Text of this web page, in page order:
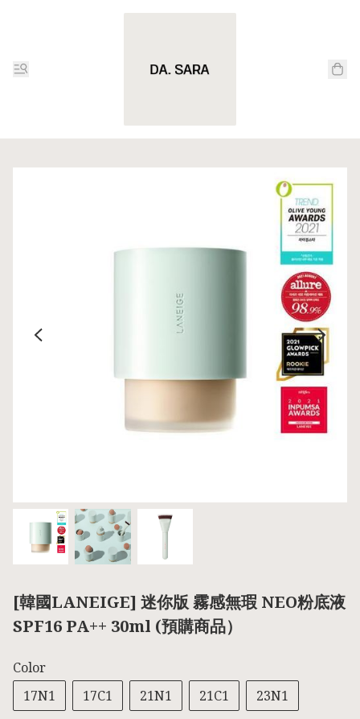
[韓國LANEIGE] 迷你版 霧感無瑕 NEO粉底液
SPF16 PA++ 30ml (預購商品）
Color
17N1
17C1 21N1 21C1 23N1